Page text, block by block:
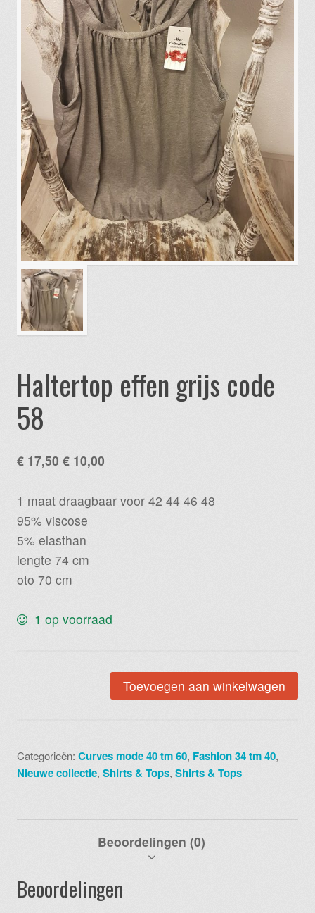
Haltertop effen grijs code
58
€17,50Oorspronkelijke
was:
€ 17,50.
€ 10,00
is:
1 maat draagbaar voor 42 44 46 48
95% viscose
5% elasthan
lengte 74 cm
oto 70 cm
1 op voorraad
58
aantal
Toevoegen aan winkelwagen
Categorieën:Curves mode 40 tm 60, Fashion 34 tm 40,
Nieuwe collectie,Shirts & Tops,Shirts & Tops
Beoordelingen (0)
Beoordelingen